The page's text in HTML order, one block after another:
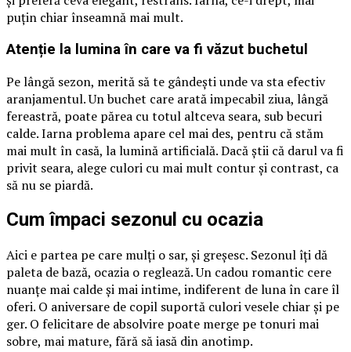
puțin chiar înseamnă mai mult.
Atenție la lumina în care va fi văzut buchetul
Pe lângă sezon, merită să te gândești unde va sta efectiv
aranjamentul. Un buchet care arată impecabil ziua, lângă
fereastră, poate părea cu totul altceva seara, sub becuri
calde. Iarna problema apare cel mai des, pentru că stăm
mai mult în casă, la lumină artificială. Dacă știi că darul va fi
privit seara, alege culori cu mai mult contur și contrast, ca
să nu se piardă.
Cum împaci sezonul cu ocazia
Aici e partea pe care mulți o sar, și greșesc. Sezonul îți dă
paleta de bază, ocazia o reglează. Un cadou romantic cere
nuanțe mai calde și mai intime, indiferent de luna în care îl
oferi. O aniversare de copil suportă culori vesele chiar și pe
ger. O felicitare de absolvire poate merge pe tonuri mai
sobre, mai mature, fără să iasă din anotimp.